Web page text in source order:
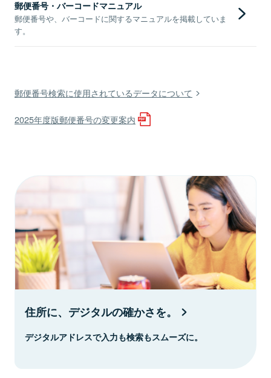
郵便番号・バーコードマニュアル
郵便番号や、バーコードに関するマニュアルを掲載していま
す。
郵便番号検索に使用されているデータについて
2025年度版郵便番号の変更案内
住所に、デジタルの確かさを。
デジタルアドレスで入力も検索もスムーズに。